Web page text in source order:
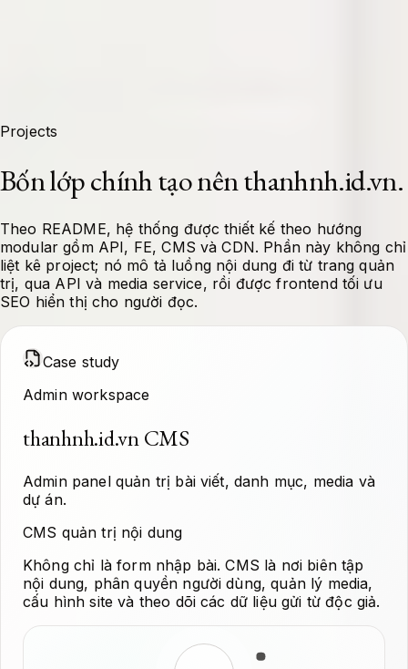
Projects
Bốn lớp chính tạo nên thanhnh.id.vn.
Theo README, hệ thống được thiết kế theo hướng
modular gồm API, FE, CMS và CDN. Phần này không chỉ
liệt kê project; nó mô tả luồng nội dung đi từ trang quản
trị, qua API và media service, rồi được frontend tối ưu
SEO hiển thị cho người đọc.
Case study
Admin workspace
thanhnh.id.vn CMS
Admin panel quản trị bài viết, danh mục, media và
dự án.
CMS quản trị nội dung
Không chỉ là form nhập bài. CMS là nơi biên tập
nội dung, phân quyền người dùng, quản lý media,
cấu hình site và theo dõi các dữ liệu gửi từ độc giả.